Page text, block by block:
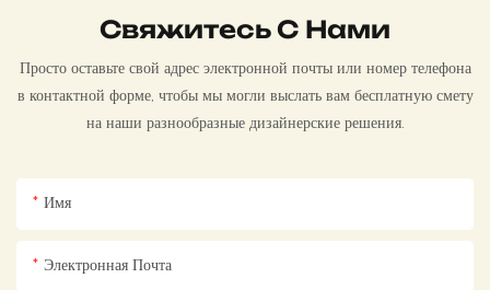
Свяжитесь С Нами
Просто оставьте свой адрес электронной почты или номер телефона
в контактной форме, чтобы мы могли выслать вам бесплатную смету
на наши разнообразные дизайнерские решения.
Имя
Электронная Почта